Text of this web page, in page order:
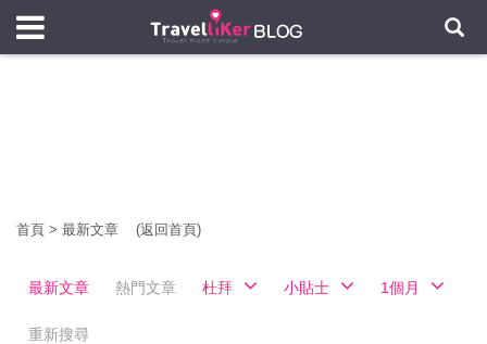
首頁 > 最新文章 (返回首頁)
最新文章 熱門文章 杜拜 小貼士 1個月
重新搜尋